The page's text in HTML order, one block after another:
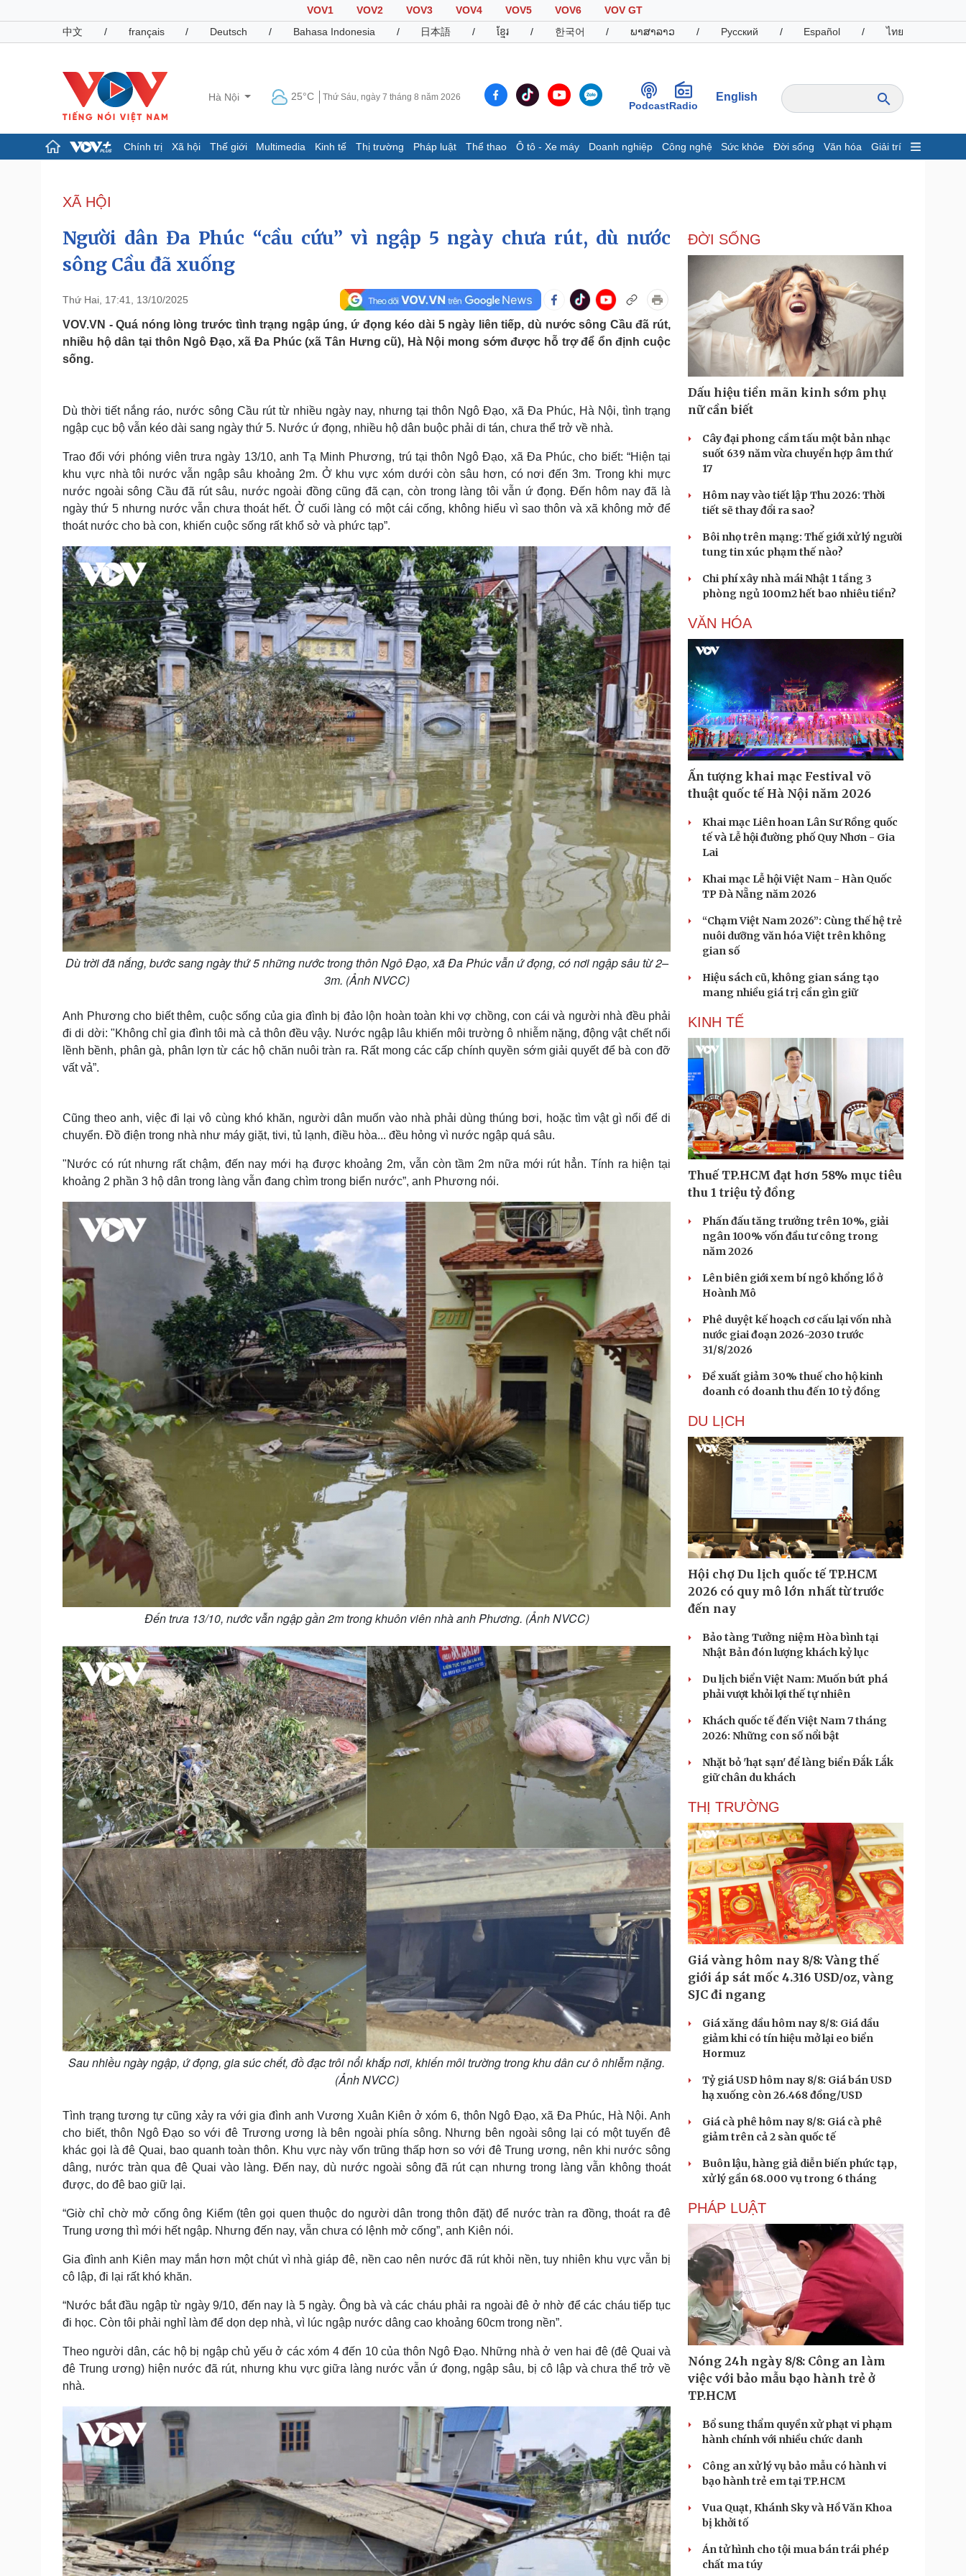
VOV1 VOV2 VOV3 VOV4 VOV5 VOV6
VOV GT
中文
/ français / Deutsch / Bahasa Indonesia / 日本語 / ខ្មែរ / 한국어 / ພາສາລາວ / Русский / Español / ไทย
Hà Nội 25°C Thứ Sáu, ngày 7 tháng 8 năm 2026
PodcastRadio
English
Chính trị Xã hội Thế giới Multimedia Kinh tế Thị trường Pháp luật Thể thao Ô tô - Xe máy Doanh nghiệp Công nghệ Sức khỏe Đời sống Văn hóa Giải trí
Đảng
Tổ chức nhân sự
Nhận diện sự thật
Dấu ấn VOV
Việc làm
Biển đảo
Infographic
Giá cà phê
Pháp luật
Tin nóng
Tư vấn luật
Việt Nam
Phân tích
Thể thao
Lịch thi đấu bóng đá
Thế giới thể thao
Ô tô - Xe máy
Xe máy
Tư vấn
Doanh nghiệp
Thông tin doanh nghiệp
Doanh nghiệp 24h
Doanh nhân
Vì cộng đồng
Công nghệ
Sành điệu
Tin Công nghệ
Trải nghiệm
Chuyển đổi số
Dinh dưỡng - món ngon
Cây thuốc
Sản phụ khoa
Nhi khoa
Nam khoa
Làm đẹp - giảm cân
Phòng mạch online
Ăn sạch sống khỏe
Nhà đẹp
Blog
Tình yêu - Gia đình
Sân khấu - Điện ảnh
Văn học
Di sản
Nghệ sĩ
Thời trang
Tư vấn
check-in
Podcast
Đọc truyện đêm khuya
Cửa sổ tình yêu
Cải chính
XÃ HỘI
Người dân Đa Phúc “cầu cứu” vì ngập 5 ngày chưa rút, dù nước
sông Cầu đã xuống
Thứ Hai, 17:41, 13/10/2025
VOV.VN - Quá nóng lòng trước tình trạng ngập úng, ứ đọng kéo dài 5 ngày liên tiếp, dù nước sông Cầu đã rút,
nhiều hộ dân tại thôn Ngô Đạo, xã Đa Phúc (xã Tân Hưng cũ), Hà Nội mong sớm được hỗ trợ để ổn định cuộc
sống.
Dù thời tiết nắng ráo, nước sông Cầu rút từ nhiều ngày nay, nhưng tại thôn Ngô Đạo, xã Đa Phúc, Hà Nội, tình trạng
ngập cục bộ vẫn kéo dài sang ngày thứ 5. Nước ứ đọng, nhiều hộ dân buộc phải di tán, chưa thể trở về nhà.
Trao đổi với phóng viên trưa ngày 13/10, anh Tạ Minh Phương, trú tại thôn Ngô Đạo, xã Đa Phúc, cho biết: “Hiện tại
khu vực nhà tôi nước vẫn ngập sâu khoảng 2m. Ở khu vực xóm dưới còn sâu hơn, có nơi đến 3m. Trong khi mực
nước ngoài sông Cầu đã rút sâu, nước ngoài đồng cũng đã cạn, còn trong làng tôi vẫn ứ đọng. Đến hôm nay đã là
ngày thứ 5 nhưng nước vẫn chưa thoát hết. Ở cuối làng có một cái cống, không hiểu vì sao thôn và xã không mở để
thoát nước cho bà con, khiến cuộc sống rất khổ sở và phức tạp”.
Dù trời đã nắng, bước sang ngày thứ 5 những nước trong thôn Ngô Đạo, xã Đa Phúc vẫn ứ đọng, có nơi ngập sâu từ 2–
3m. (Ảnh NVCC)
Anh Phương cho biết thêm, cuộc sống của gia đình bị đảo lộn hoàn toàn khi vợ chồng, con cái và người nhà đều phải
đi di dời: "Không chỉ gia đình tôi mà cả thôn đều vậy. Nước ngập lâu khiến môi trường ô nhiễm nặng, động vật chết nổi
lềnh bềnh, phân gà, phân lợn từ các hộ chăn nuôi tràn ra. Rất mong các cấp chính quyền sớm giải quyết để bà con đỡ
vất vả”.
Cũng theo anh, việc đi lại vô cùng khó khăn, người dân muốn vào nhà phải dùng thúng bơi, hoặc tìm vật gì nổi để di
chuyển. Đồ điện trong nhà như máy giặt, tivi, tủ lạnh, điều hòa... đều hỏng vì nước ngập quá sâu.
"Nước có rút nhưng rất chậm, đến nay mới hạ được khoảng 2m, vẫn còn tầm 2m nữa mới rút hẳn. Tính ra hiện tại
khoảng 2 phần 3 hộ dân trong làng vẫn đang chìm trong biển nước”, anh Phương nói.
Đến trưa 13/10, nước vẫn ngập gần 2m trong khuôn viên nhà anh Phương. (Ảnh NVCC)
Sau nhiều ngày ngập, ứ đọng, gia súc chết, đồ đạc trôi nổi khắp nơi, khiến môi trường trong khu dân cư ô nhiễm nặng.
(Ảnh NVCC)
Tình trạng tương tự cũng xảy ra với gia đình anh Vương Xuân Kiên ở xóm 6, thôn Ngô Đạo, xã Đa Phúc, Hà Nội. Anh
cho biết, thôn Ngô Đạo so với đê Trương ương là bên ngoài phía sông. Nhưng bên ngoài sông lại có một tuyến đê
khác gọi là đê Quai, bao quanh toàn thôn. Khu vực này vốn trũng thấp hơn so với đê Trung ương, nên khi nước sông
dâng, nước tràn qua đê Quai vào làng. Đến nay, dù nước ngoài sông đã rút cạn nhưng trong làng vẫn không thoát
được, do đê bao giữ lại.
“Giờ chỉ chờ mở cống ông Kiểm (tên gọi quen thuộc do người dân trong thôn đặt) để nước tràn ra đồng, thoát ra đê
Trung ương thì mới hết ngập. Nhưng đến nay, vẫn chưa có lệnh mở cống”, anh Kiên nói.
Gia đình anh Kiên may mắn hơn một chút vì nhà giáp đê, nền cao nên nước đã rút khỏi nền, tuy nhiên khu vực vẫn bị
cô lập, đi lại rất khó khăn.
“Nước bắt đầu ngập từ ngày 9/10, đến nay là 5 ngày. Ông bà và các cháu phải ra ngoài đê ở nhờ để các cháu tiếp tục
đi học. Còn tôi phải nghỉ làm để dọn dẹp nhà, vì lúc ngập nước dâng cao khoảng 60cm trong nền”.
Theo người dân, các hộ bị ngập chủ yếu ở các xóm 4 đến 10 của thôn Ngô Đạo. Những nhà ở ven hai đê (đê Quai và
đê Trung ương) hiện nước đã rút, nhưng khu vực giữa làng nước vẫn ứ đọng, ngập sâu, bị cô lập và chưa thể trở về
nhà.
ĐỜI SỐNG
Dấu hiệu tiền mãn kinh sớm phụ
nữ cần biết
Cây đại phong cầm tấu một bản nhạc
suốt 639 năm vừa chuyển hợp âm thứ
17
Hôm nay vào tiết lập Thu 2026: Thời
tiết sẽ thay đổi ra sao?
Bôi nhọ trên mạng: Thế giới xử lý người
tung tin xúc phạm thế nào?
Chi phí xây nhà mái Nhật 1 tầng 3
phòng ngủ 100m2 hết bao nhiêu tiền?
VĂN HÓA
Ấn tượng khai mạc Festival võ
thuật quốc tế Hà Nội năm 2026
Khai mạc Liên hoan Lân Sư Rồng quốc
tế và Lễ hội đường phố Quy Nhơn - Gia
Lai
Khai mạc Lễ hội Việt Nam - Hàn Quốc
TP Đà Nẵng năm 2026
“Chạm Việt Nam 2026”: Cùng thế hệ trẻ
nuôi dưỡng văn hóa Việt trên không
gian số
Hiệu sách cũ, không gian sáng tạo
mang nhiều giá trị cần gìn giữ
KINH TẾ
Thuế TP.HCM đạt hơn 58% mục tiêu
thu 1 triệu tỷ đồng
Phấn đấu tăng trưởng trên 10%, giải
ngân 100% vốn đầu tư công trong
năm 2026
Lên biên giới xem bí ngô khổng lồ ở
Hoành Mô
Phê duyệt kế hoạch cơ cấu lại vốn nhà
nước giai đoạn 2026-2030 trước
31/8/2026
Đề xuất giảm 30% thuế cho hộ kinh
doanh có doanh thu đến 10 tỷ đồng
DU LỊCH
Hội chợ Du lịch quốc tế TP.HCM
2026 có quy mô lớn nhất từ trước
đến nay
Bảo tàng Tưởng niệm Hòa bình tại
Nhật Bản đón lượng khách kỷ lục
Du lịch biển Việt Nam: Muốn bứt phá
phải vượt khỏi lợi thế tự nhiên
Khách quốc tế đến Việt Nam 7 tháng
2026: Những con số nổi bật
Nhặt bỏ 'hạt sạn' để làng biển Đắk Lắk
giữ chân du khách
THỊ TRƯỜNG
Giá vàng hôm nay 8/8: Vàng thế
giới áp sát mốc 4.316 USD/oz, vàng
SJC đi ngang
Giá xăng dầu hôm nay 8/8: Giá dầu
giảm khi có tín hiệu mở lại eo biển
Hormuz
Tỷ giá USD hôm nay 8/8: Giá bán USD
hạ xuống còn 26.468 đồng/USD
Giá cà phê hôm nay 8/8: Giá cà phê
giảm trên cả 2 sàn quốc tế
Buôn lậu, hàng giả diễn biến phức tạp,
xử lý gần 68.000 vụ trong 6 tháng
PHÁP LUẬT
Nóng 24h ngày 8/8: Công an làm
việc với bảo mẫu bạo hành trẻ ở
TP.HCM
Bổ sung thẩm quyền xử phạt vi phạm
hành chính với nhiều chức danh
Công an xử lý vụ bảo mẫu có hành vi
bạo hành trẻ em tại TP.HCM
Vua Quạt, Khánh Sky và Hồ Văn Khoa
bị khởi tố
Án tử hình cho tội mua bán trái phép
chất ma túy